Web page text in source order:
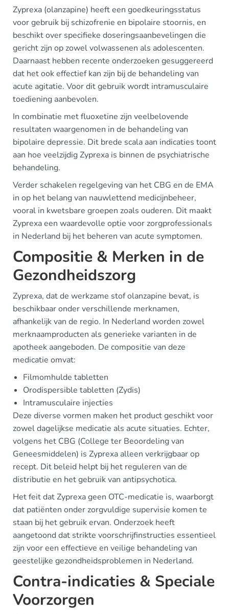
Zyprexa (olanzapine) heeft een goedkeuringsstatus
voor gebruik bij schizofrenie en bipolaire stoornis, en
beschikt over specifieke doseringsaanbevelingen die
gericht zijn op zowel volwassenen als adolescenten.
Daarnaast hebben recente onderzoeken gesuggereerd
dat het ook effectief kan zijn bij de behandeling van
acute agitatie. Voor dit gebruik wordt intramusculaire
toediening aanbevolen.
In combinatie met fluoxetine zijn veelbelovende
resultaten waargenomen in de behandeling van
bipolaire depressie. Dit brede scala aan indicaties toont
aan hoe veelzijdig Zyprexa is binnen de psychiatrische
behandeling.
Verder schakelen regelgeving van het CBG en de EMA
in op het belang van nauwlettend medicijnbeheer,
vooral in kwetsbare groepen zoals ouderen. Dit maakt
Zyprexa een waardevolle optie voor zorgprofessionals
in Nederland bij het beheren van acute symptomen.
Compositie & Merken in de
Gezondheidszorg
Zyprexa, dat de werkzame stof olanzapine bevat, is
beschikbaar onder verschillende merknamen,
afhankelijk van de regio. In Nederland worden zowel
merknaamproducten als generieke varianten in de
apotheek aangeboden. De compositie van deze
medicatie omvat:
Filmomhulde tabletten
Orodispersible tabletten (Zydis)
Intramusculaire injecties
Deze diverse vormen maken het product geschikt voor
zowel dagelijkse medicatie als acute situaties. Echter,
volgens het CBG (College ter Beoordeling van
Geneesmiddelen) is Zyprexa alleen verkrijgbaar op
recept. Dit beleid helpt bij het reguleren van de
distributie en het gebruik van antipsychotica.
Het feit dat Zyprexa geen OTC-medicatie is, waarborgt
dat patiënten onder zorgvuldige supervisie komen te
staan bij het gebruik ervan. Onderzoek heeft
aangetoond dat strikte voorschrijfinstructies essentieel
zijn voor een effectieve en veilige behandeling van
geestelijke gezondheidsproblemen in Nederland.
Contra-indicaties & Speciale
Voorzorgen